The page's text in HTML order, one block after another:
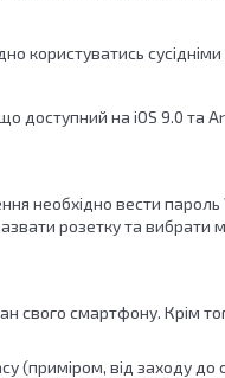
користуватись
доступний на iOS 9.0 та
необхідно вести
розетку та вибрати
свого смартфону. Крім
(приміром, від заходу до